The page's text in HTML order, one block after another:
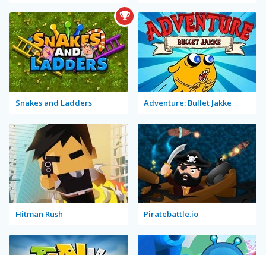
Snakes and Ladders Adventure: Bullet Jakke
Hitman Rush Piratebattle.io